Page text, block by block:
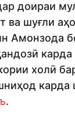
доираи
ва шуғли
Амонзода
холӣ
карда
.